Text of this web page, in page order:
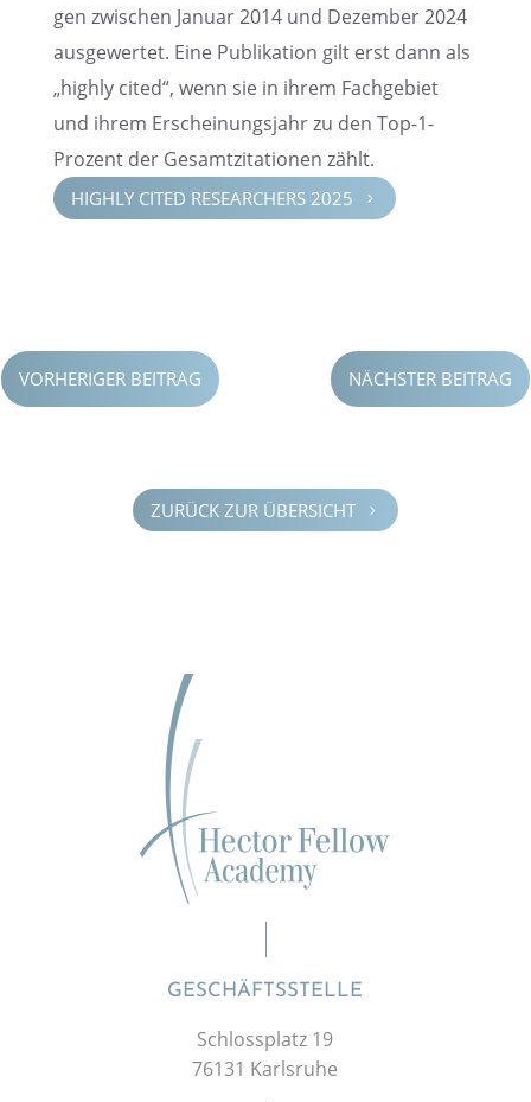
gen zwischen Januar 2014 und Dezem­ber 2024
ausge­wer­tet. Eine Publi­ka­tion gilt erst dann als
„highly cited“, wenn sie in ihrem Fachge­biet
und ihrem Erschei­nungs­jahr zu den Top-1-
Prozent der Gesamt­zi­ta­tio­nen zählt.
HIGHLY CITED RESEAR­CHERS 2025 5
VORHERIGER BEITRAG NÄCHSTER BEITRAG
ZURÜCK ZUR ÜBERSICHT 5
GESCHÄFTSSTELLE
Schlossplatz 19
76131 Karlsruhe